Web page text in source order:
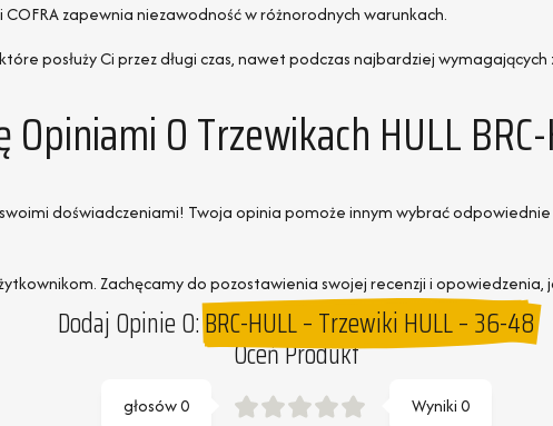
zapewnia niezawodność w różnorodnych warunkach.
posłuży Ci przez długi czas, nawet podczas najbardziej wymagających
O Trzewikach HULL
swoimi doświadczeniami! Twoja opinia pomoże innym wybrać
Zachęcamy do pozostawienia swojej recenzji i opowiedzenia,
Dodaj Opinie O:BRC-HULL – Trzewiki HULL – 36-48
Oceń Produkt
Wyniki0
głosów0